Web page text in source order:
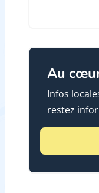
Au
Infos
restez